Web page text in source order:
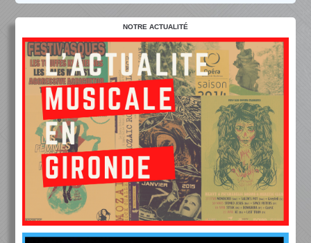
NOTRE ACTUALITÉ